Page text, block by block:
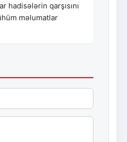
hadisələrin qarşısını
məlumatlar